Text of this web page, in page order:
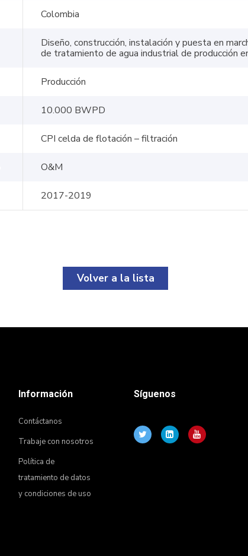
Colombia
Diseño, construcción, instalación y puesta en
de tratamiento de agua industrial de producción
Producción
10.000 BWPD
CPI celda de flotación – filtración
O&M
2017-2019
Volver a la lista
Información
Contáctanos
Trabaje con nosotros
Política de
tratamiento de datos
y condiciones de uso
Síguenos